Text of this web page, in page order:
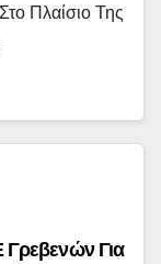
Πλαίσιο Της
Για